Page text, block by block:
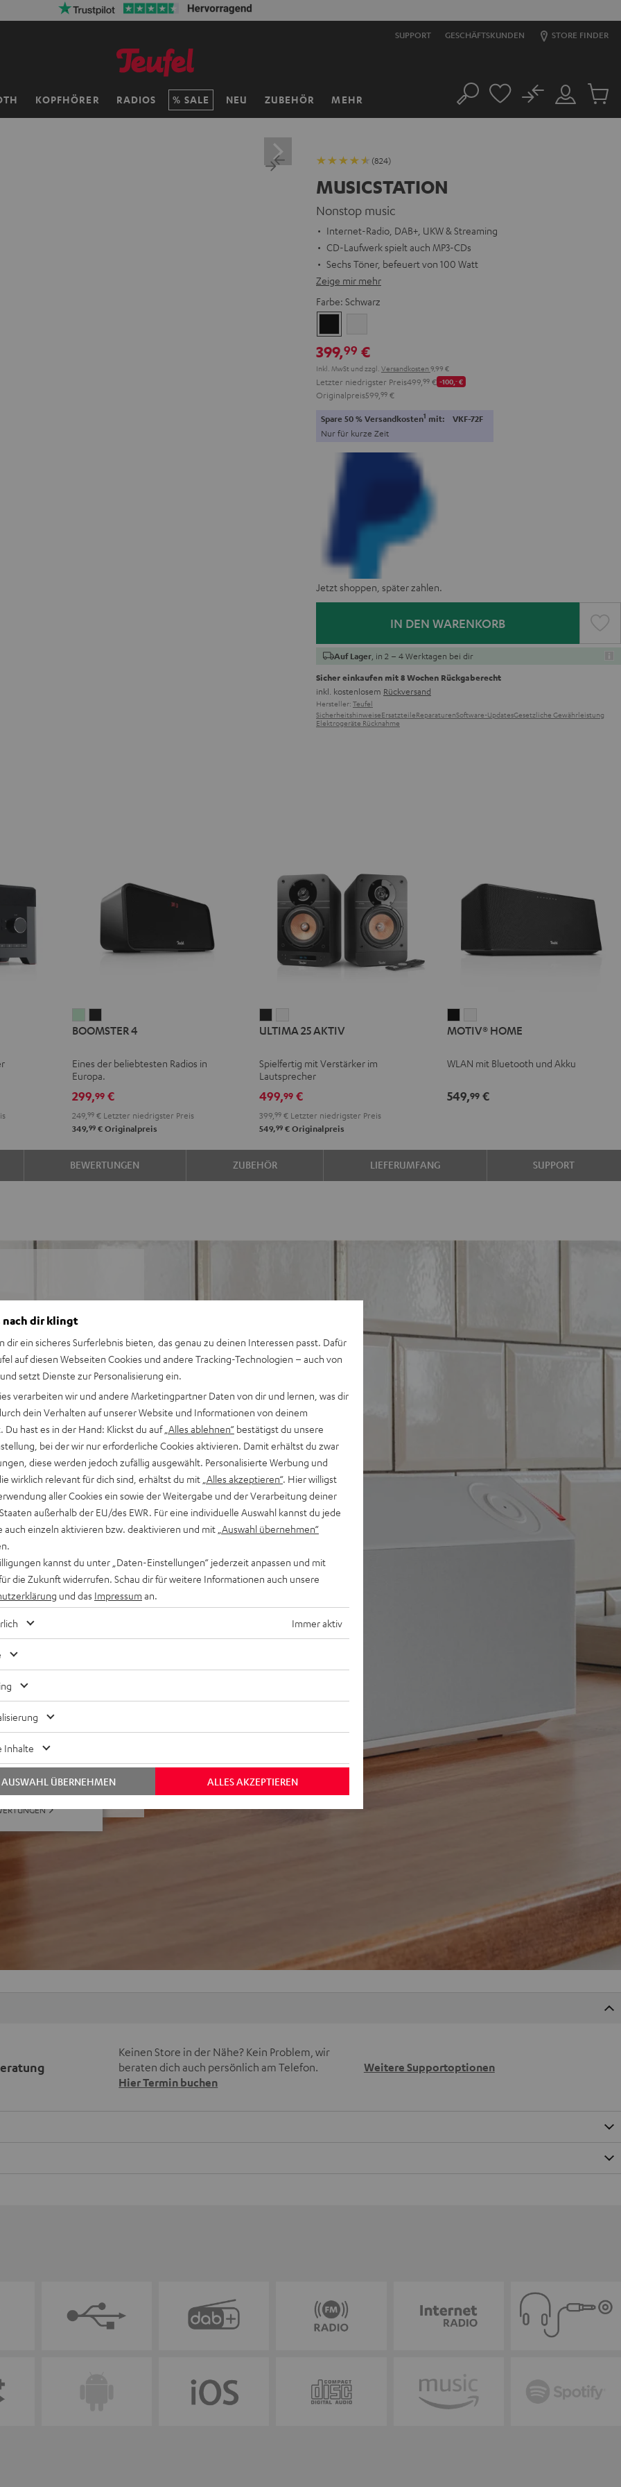
sparen mit VKF-72F 05D:21
SUPPORT GESCHÄFTSKUNDEN STORE FINDER
KOPFHÖRER RADIOS SALE NEU ZUBEHÖR MEHR Suche
Mein
Konto
No
Artikel
(824)
MUSICSTATION
Nonstop music
Internet-Radio, DAB+, UKW & Streaming
CD-Laufwerk spielt auch MP3-CDs
Sechs Töner, befeuert von 100 Watt
Zeige mir mehr
Farbe: Schwarz
399,99 €
Inkl. MwSt und zzgl. Versandkosten 9,99 €
Letzter niedrigster Preis499, 99 € -100, ‐€
Originalpreis599, 99 €
Spare 50 % Versandkosten1 mit: VKF-72F
Nur für kurze Zeit
Jetzt shoppen, später zahlen.
IN DEN WARENKORB
Auf Lager , in 2 – 4 Werktagen bei dir
Sicher einkaufen mit 8 Wochen Rückgaberecht
inkl. kostenlosem Rückversand
Hersteller: Teufel
SicherheitshinweiseErsatzteileReparaturenSoftware-UpdatesGesetzliche Gewährleistung
Elektrogeräte Rücknahme
4
Green
4
Black
BOOMSTER 4
Eines der beliebtesten Radios in
Europa.
299,99€
249, 99€Letzter niedrigster Preis
349,99€Originalpreis
25
Night
Black
25
Pure
White
ULTIMA 25 AKTIV
Spielfertig mit Verstärker im
Lautsprecher
499,99 €
399,99 € Letzter niedrigster Preis
549,99 € Originalpreis
HOMEHOME
MOTIV® HOME
WLAN mit Bluetooth und Akku
549,99 €
BEWERTUNGEN ZUBEHÖR LIEFERUMFANG SUPPORT
ist die MUSICSTATION
von CD oder USB zu
Digitalradio und UKW
Sound mit warmen
Ultra
und FM-Radio
Google Play Music,
Playback für MP3
auf dem Tisch und
FM sowie CD),
und über Teufel
824 Bewertungen)
Keinen Store in der Nähe? Kein Problem, wir
beraten dich auch persönlich am Telefon.
Hier Termin buchen
Weitere Supportoptionen
nach dir klingt
dir ein sicheres Surferlebnis bieten, das genau zu deinen Interessen passt. Dafür
auf diesen Webseiten Cookies und andere Tracking-Technologien – auch von
setzt Dienste zur Personalisierung ein.
verarbeiten wir und andere Marketingpartner Daten von dir und lernen, was dir
dein Verhalten auf unserer Website und Informationen von deinem
Du hast es in der Hand: Klickst du auf „Alles ablehnen“ bestätigst du unsere
bei der wir nur erforderliche Cookies aktivieren. Damit erhältst du zwar
diese werden jedoch zufällig ausgewählt. Personalisierte Werbung und
wirklich relevant für dich sind, erhältst du mit „Alles akzeptieren“. Hier willigst
aller Cookies ein sowie der Weitergabe und der Verarbeitung deiner
außerhalb der EU/des EWR. Für eine individuelle Auswahl kannst du jede
auch einzeln aktivieren bzw. deaktivieren und mit „Auswahl übernehmen“
kannst du unter „Daten-Einstellungen“ jederzeit anpassen und mit
die Zukunft widerrufen. Schau dir für weitere Informationen auch unsere
und das Impressum an.
Immer aktiv
Inhalte
ALLES AKZEPTIEREN
AUSWAHL ÜBERNEHMEN